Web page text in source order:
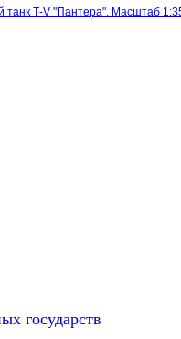
Т-V "Пантера". Масштаб
государств